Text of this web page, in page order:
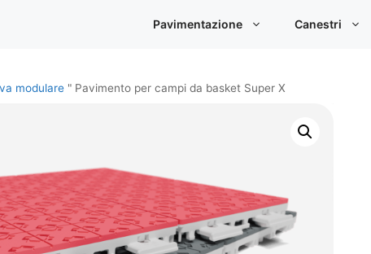
Pavimentazione Canestri
modulare " Pavimento per campi da basket Super X